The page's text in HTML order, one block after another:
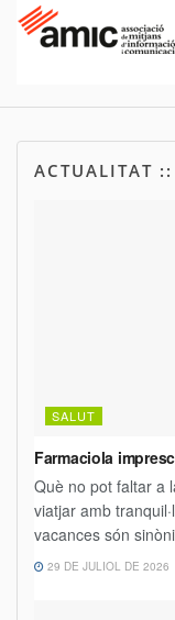
ACTUALITAT ::